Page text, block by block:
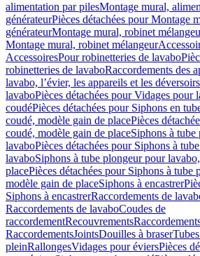
alimentation par pilesMontage mural,
générateurPièces détachées pour Montage
générateurMontage mural, robinet
Montage mural, robinet mélangeur
AccessoiresPour robinetteries de lavabo
robinetteries de lavaboRaccordements des
lavabo, l’évier, les appareils et les
lavaboPièces détachées pour Vidages pour
coudéPièces détachées pour Siphons en
coudé, modèle gain de placePièces
coudé, modèle gain de placeSiphons à
lavaboPièces détachées pour Siphons à
lavaboSiphons à tube plongeur pour
placePièces détachées pour Siphons à tube
modèle gain de placeSiphons à encastrer
Siphons à encastrerRaccordements de
Raccordements de lavaboCoudes de
raccordementRecouvrements
RaccordementsJointsDouilles à braser
pleinRallongesVidages pour éviersPièces